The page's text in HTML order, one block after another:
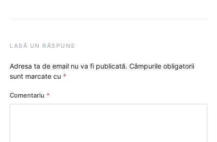
LASĂ UN RĂSPUNS
Adresa ta de email nu va fi publicată. Câmpurile obligatorii
sunt marcate cu *
Comentariu *